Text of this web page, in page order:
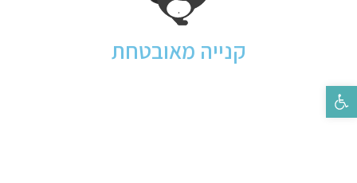
פתח סרגל נגישות
קנייה מאובטחת